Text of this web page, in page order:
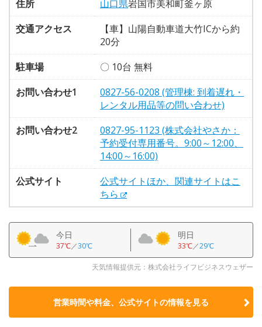
住所 山口県岩国市美和町釜ヶ原
交通アクセス
【車】山陽自動車道大竹ICから約
20分
駐車場
〇 10台 無料
お問い合わせ1
0827-56-0208 (管理棟: 到着遅れ・
レンタル用品等の問い合わせ)
お問い合わせ2
0827-95-1123 (株式会社やさか：
予約受付専用番号。9:00～12:00、
14:00～16:00)
公式サイト
公式サイトほか、関連サイトはこ
ちら
今日
37℃／30℃
明日
33℃／29℃
天気情報提供元：株式会社ライフビジネスウェザー
営業時間や料金、公式サイトの情報を見る